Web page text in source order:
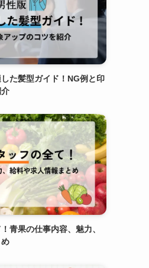
した髪型ガイド！NG例と印
青果の仕事内容、魅力、